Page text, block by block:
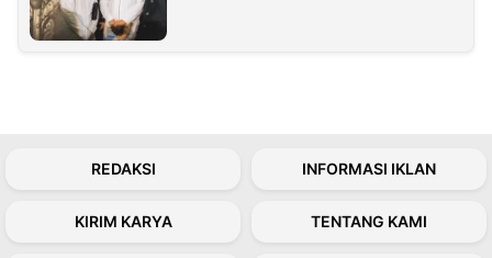
REDAKSI INFORMASI IKLAN
KIRIM KARYA TENTANG KAMI